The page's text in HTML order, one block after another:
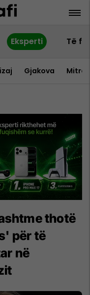
Eksperti Të
Gjakova
thotë
për të
në